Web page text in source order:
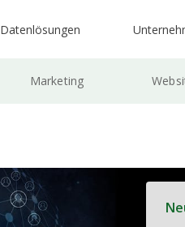
Datenlösungen
Marketing